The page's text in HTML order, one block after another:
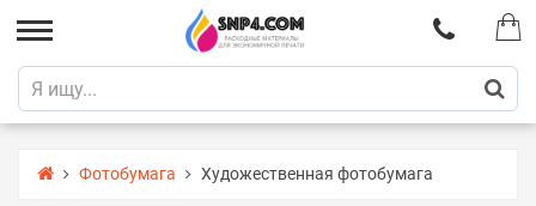
Фотобумага Художественная фотобумага